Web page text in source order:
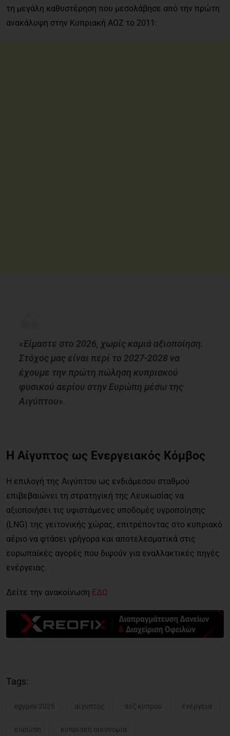
τη μεγάλη καθυστέρηση που μεσολάβησε από την πρώτη
ανακάλυψη στην Κυπριακή ΑΟΖ το 2011:
«Είμαστε στο 2026, χωρίς καμιά αξιοποίηση.
Στόχος μας είναι περί το 2027-2028 να
έχουμε την πρώτη πώληση κυπριακού
φυσικού αερίου στην Ευρώπη μέσω της
Αιγύπτου».
Η Αίγυπτος ως Ενεργειακός Κόμβος
Η επιλογή της Αιγύπτου ως ενδιάμεσου σταθμού
επιβεβαιώνει τη στρατηγική της Λευκωσίας να
αξιοποιήσει τις υφιστάμενες υποδομές υγροποίησης
(LNG) της γειτονικής χώρας, επιτρέποντας στο κυπριακό
αέριο να φτάσει γρήγορα και αποτελεσματικά στις
ευρωπαϊκές αγορές που διψούν για εναλλακτικές πηγές
ενέργειας.
Δείτε την ανακοίνωση ΕΔΩ
Tags:
egypes 2026 αίγυπτος αοζ κύπρου ενέργεια
ευρώπη κυπριακή οικονομία